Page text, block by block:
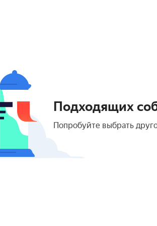
Подходящих
Попробуйте выбрать